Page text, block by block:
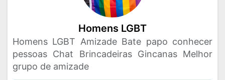
Homens LGBT
Homens LGBT Amizade Bate papo conhecer
pessoas Chat Brincadeiras Gincanas Melhor
grupo de amizade